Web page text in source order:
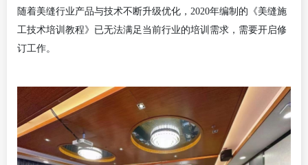
随着美缝行业产品与技术不断升级优化， 2020年编制的《美缝施
工技术培训教程》已无法满足当前行业的培训需求，需要开启修
订工作。